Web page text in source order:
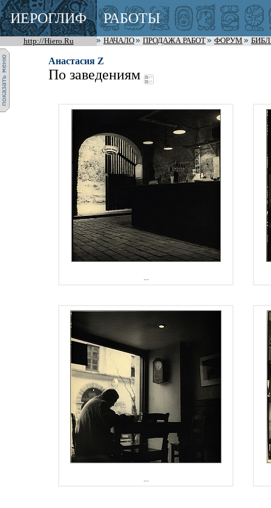
ИЕРОГЛИФ РАБОТЫ
http://Hiero.Ru НАЧАЛО ПРОДАЖА РАБОТ ФОРУМ
Анастасия Z
По заведениям
...
...